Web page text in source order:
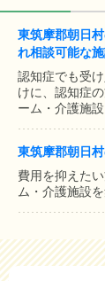
東筑摩郡朝日
れ相談可能な
認知症でも受
けに、認知症
ーム・介護施設
東筑摩郡朝日
費用を抑えた
ム・介護施設